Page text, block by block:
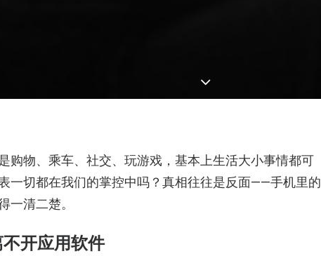
购物、乘车、社交、玩游戏，基本上生活大小事情都可
一切都在我们的掌控中吗？真相往往是反面——手机里的
一清二楚。
开应用软件